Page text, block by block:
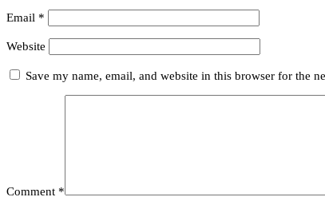
Email *
Website
Save my name, email, and website in this browser for the
Comment *